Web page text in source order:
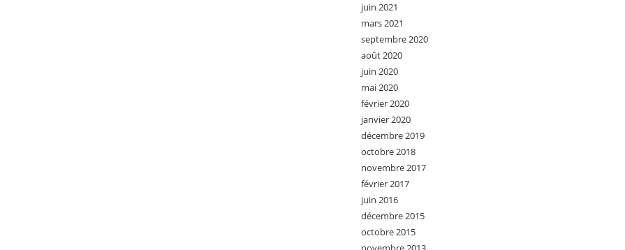
juin 2021
mars 2021
septembre 2020
août 2020
juin 2020
mai 2020
février 2020
janvier 2020
décembre 2019
octobre 2018
novembre 2017
février 2017
juin 2016
décembre 2015
octobre 2015